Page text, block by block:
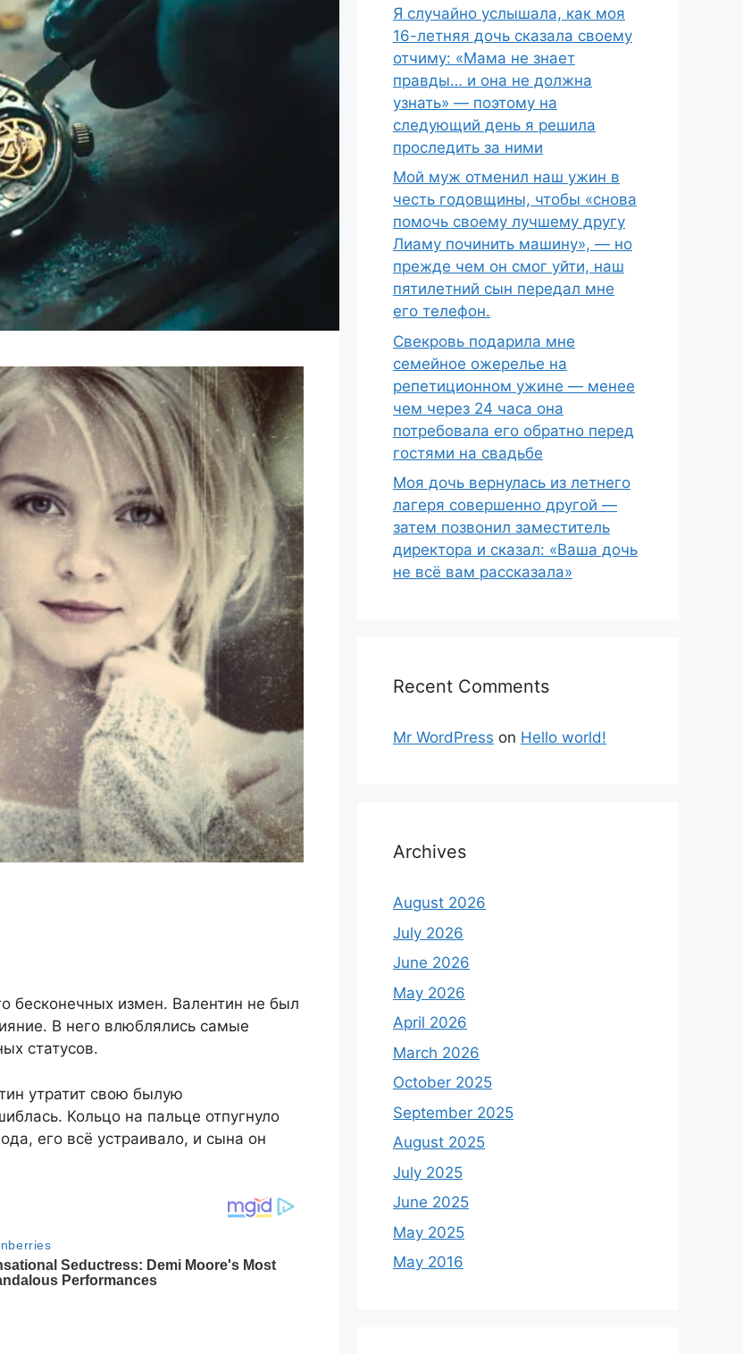
бесконечных измен. Валентин не был
В него влюблялись самые
статусов.
утратит свою былую
Кольцо на пальце отпугнуло
его всё устраивало, и сына он
Я случайно услышала, как моя
16-летняя дочь сказала своему
отчиму: «Мама не знает
правды… и она не должна
узнать» — поэтому на
следующий день я решила
проследить за ними
Мой муж отменил наш ужин в
честь годовщины, чтобы «снова
помочь своему лучшему другу
Лиаму починить машину», — но
прежде чем он смог уйти, наш
пятилетний сын передал мне
его телефон.
Свекровь подарила мне
семейное ожерелье на
репетиционном ужине — менее
чем через 24 часа она
потребовала его обратно перед
гостями на свадьбе
Моя дочь вернулась из летнего
лагеря совершенно другой —
затем позвонил заместитель
директора и сказал: «Ваша дочь
не всё вам рассказала»
Recent Comments
Mr WordPress on Hello world!
Archives
August 2026
July 2026
June 2026
May 2026
April 2026
March 2026
October 2025
September 2025
August 2025
July 2025
June 2025
May 2025
May 2016